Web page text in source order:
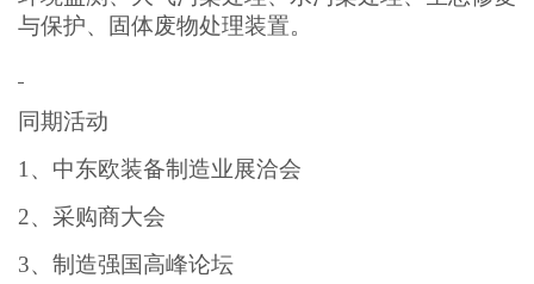
与保护、固体废物处理装置。
同期活动
1、中东欧装备制造业展洽会
2、采购商大会
3、制造强国高峰论坛